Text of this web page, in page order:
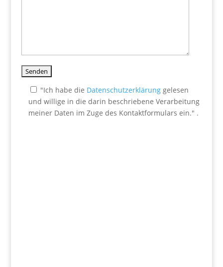
"Ich habe die Datenschutzerklärunggelesen
und willige in die darin beschriebene Verarbeitung
meiner Daten im Zuge des Kontaktformulars ein." .